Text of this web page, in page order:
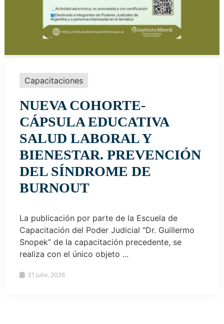
Capacitaciones
NUEVA COHORTE-
CÁPSULA EDUCATIVA
SALUD LABORAL Y
BIENESTAR. PREVENCIÓN
DEL SÍNDROME DE
BURNOUT
La publicación por parte de la Escuela de
Capacitación del Poder Judicial “Dr. Guillermo
Snopek” de la capacitación precedente, se
realiza con el único objeto ...
31 julio, 2026